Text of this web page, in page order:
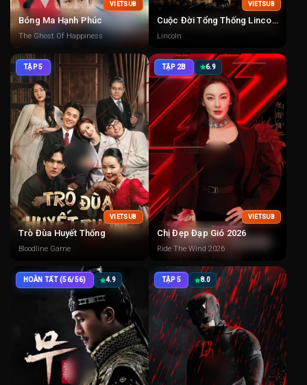
VIETSUB
Bóng Ma Hạnh Phúc
The Ghost Of Happiness
VIETSUB
Cuộc Đời Tổng Thống Lincoln
Lincoln
TẬP 5
VIETSUB
Trò Đùa Huyết Thống
Bloodline Game
TẬP 2B 6.9
VIETSUB
Chị Đẹp Đạp Gió 2026
Ride The Wind 2026
HOÀN TẤT (56/56) 4.9 TẬP 5 8.0